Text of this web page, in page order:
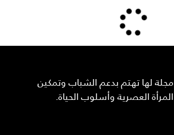
مجلة لها تهتم بدعم الشباب وتمكين
المرأة العصرية وأسلوب الحياة.